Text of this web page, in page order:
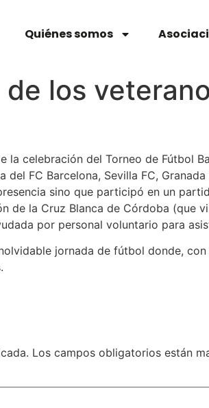
Quiénes somos
los
la celebración del Torneo de Fútbol
FC Barcelona, Sevilla FC,
sino que participó en un
de la Cruz Blanca de Córdoba (que
por personal voluntario para
jornada de fútbol donde,
Los campos obligatorios están